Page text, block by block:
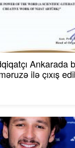
Ankarada
ilə çıxış